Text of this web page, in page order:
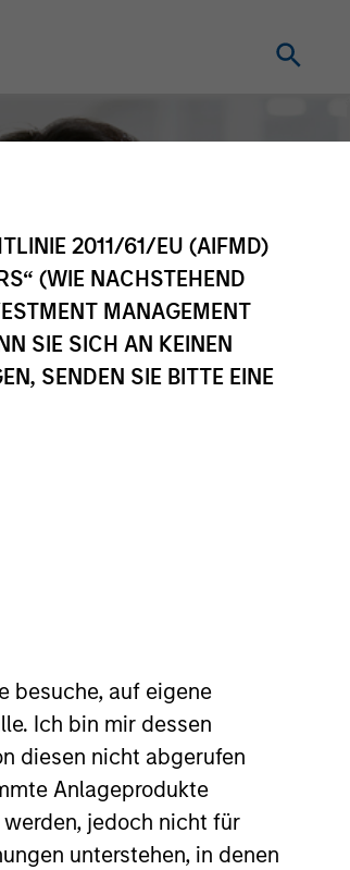
2011/61/EU (AIFMD)
(WIE NACHSTEHEND
MANAGEMENT
SIE SICH AN KEINEN
SENDEN SIE BITTE EINE
besuche, auf eigene
Ich bin mir dessen
diesen nicht abgerufen
Anlageprodukte
jedoch nicht für
unterstehen, in denen
in the
served as a